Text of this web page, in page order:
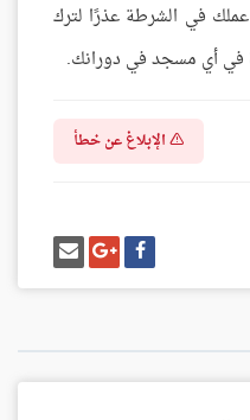
في الشرطة عذرًا لترك
في أي مسجد في دورانك.
الإبلاغ عن خطأ
شارك
على
فيسبوك
شارك
على
غوغل
بلس
إرسل
إيميل